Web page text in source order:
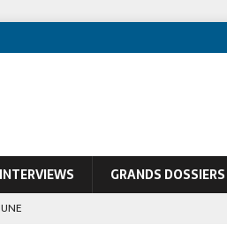
INTERVIEWS GRANDS DOSSIERS